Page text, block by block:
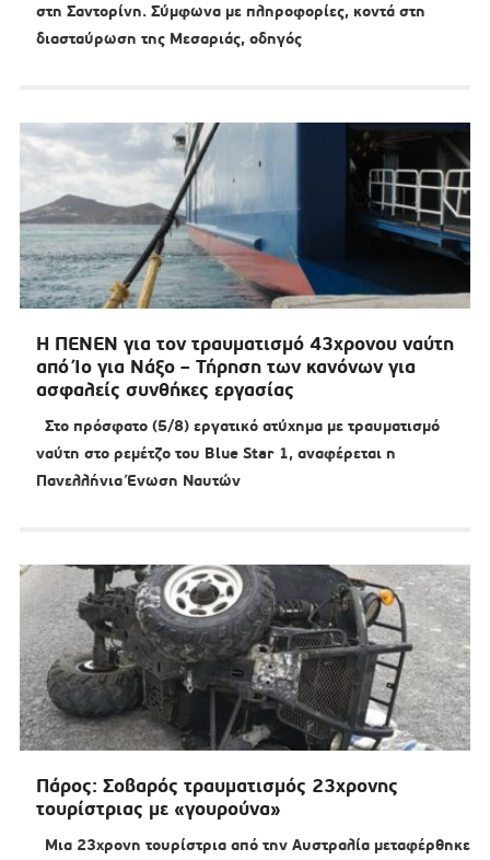
στη Σαντορίνη. Σύμφωνα με πληροφορίες, κοντά στη
διασταύρωση της Μεσαριάς, οδηγός
Η ΠΕΝΕΝ για τον τραυματισμό 43χρονου ναύτη
από Ίο για Νάξο – Τήρηση των κανόνων για
ασφαλείς συνθήκες εργασίας
Στο πρόσφατο (5/8) εργατικό ατύχημα με τραυματισμό
ναύτη στο ρεμέτζο του Blue Star 1, αναφέρεται η
Πανελλήνια Ένωση Ναυτών
Πάρος: Σοβαρός τραυματισμός 23χρονης
τουρίστριας με «γουρούνα»
Μια 23χρονη τουρίστρια από την Αυστραλία μεταφέρθηκε